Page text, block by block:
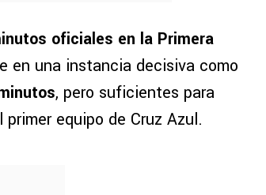
oficiales en la Primera
en una instancia decisiva como
, pero suficientes para
equipo de Cruz Azul.